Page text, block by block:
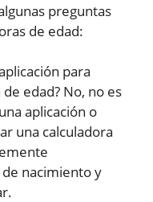
preguntas
de edad:
para
edad? No, no es
aplicación o
una calculadora
nacimiento y